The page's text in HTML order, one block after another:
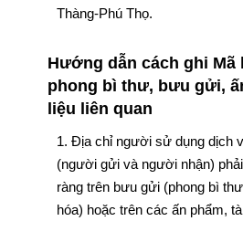
Thàng-Phú Thọ.
Hướng dẫn cách ghi Mã
phong bì thư, bưu gửi,
liệu liên quan
1. Địa chỉ người sử dụng dịch
(người gửi và người nhận)
ràng trên bưu gửi (phong bì
hóa) hoặc trên các ấn phẩm,